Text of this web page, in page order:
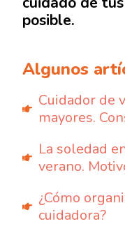
posible.
Algunos
Cuidador de
mayores.
La soledad
verano.
¿Cómo
cuidadora?